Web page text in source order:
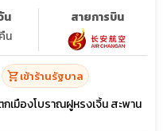
น
น
สายการบิน
shopping_cartเข้าร้านรัฐบาล
กเมืองโบราณฝูหรงเจิ้น สะพาน